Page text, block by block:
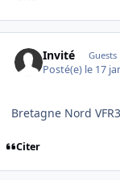
Invité Guests
Posté(e) le 17
Bretagne Nord
Citer